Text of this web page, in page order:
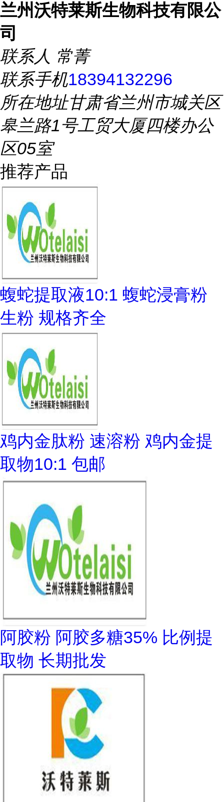
兰州沃特莱斯生物科技有限公
司
联系人 常菁
联系手机18394132296
所在地址甘肃省兰州市城关区
皋兰路1号工贸大厦四楼办公
区05室
推荐产品
蝮蛇提取液10:1 蝮蛇浸膏粉
生粉 规格齐全
鸡内金肽粉 速溶粉 鸡内金提
取物10:1 包邮
阿胶粉 阿胶多糖35% 比例提
取物 长期批发